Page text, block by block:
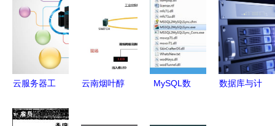
云服务器工
背景与关键
云南烟叶醇
MySQL数
数据库与计